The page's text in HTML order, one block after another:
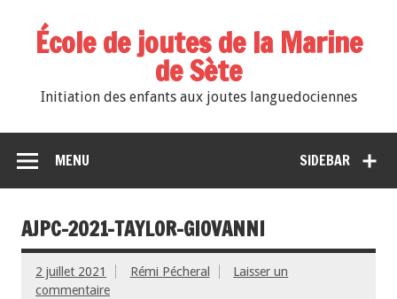
École de joutes de la Marine
de Sète
Initiation des enfants aux joutes languedociennes
SIDEBAR
MENU
AJPC-2021-TAYLOR-GIOVANNI
2 juillet 2021 Rémi Pécheral
Laisser un
commentaire